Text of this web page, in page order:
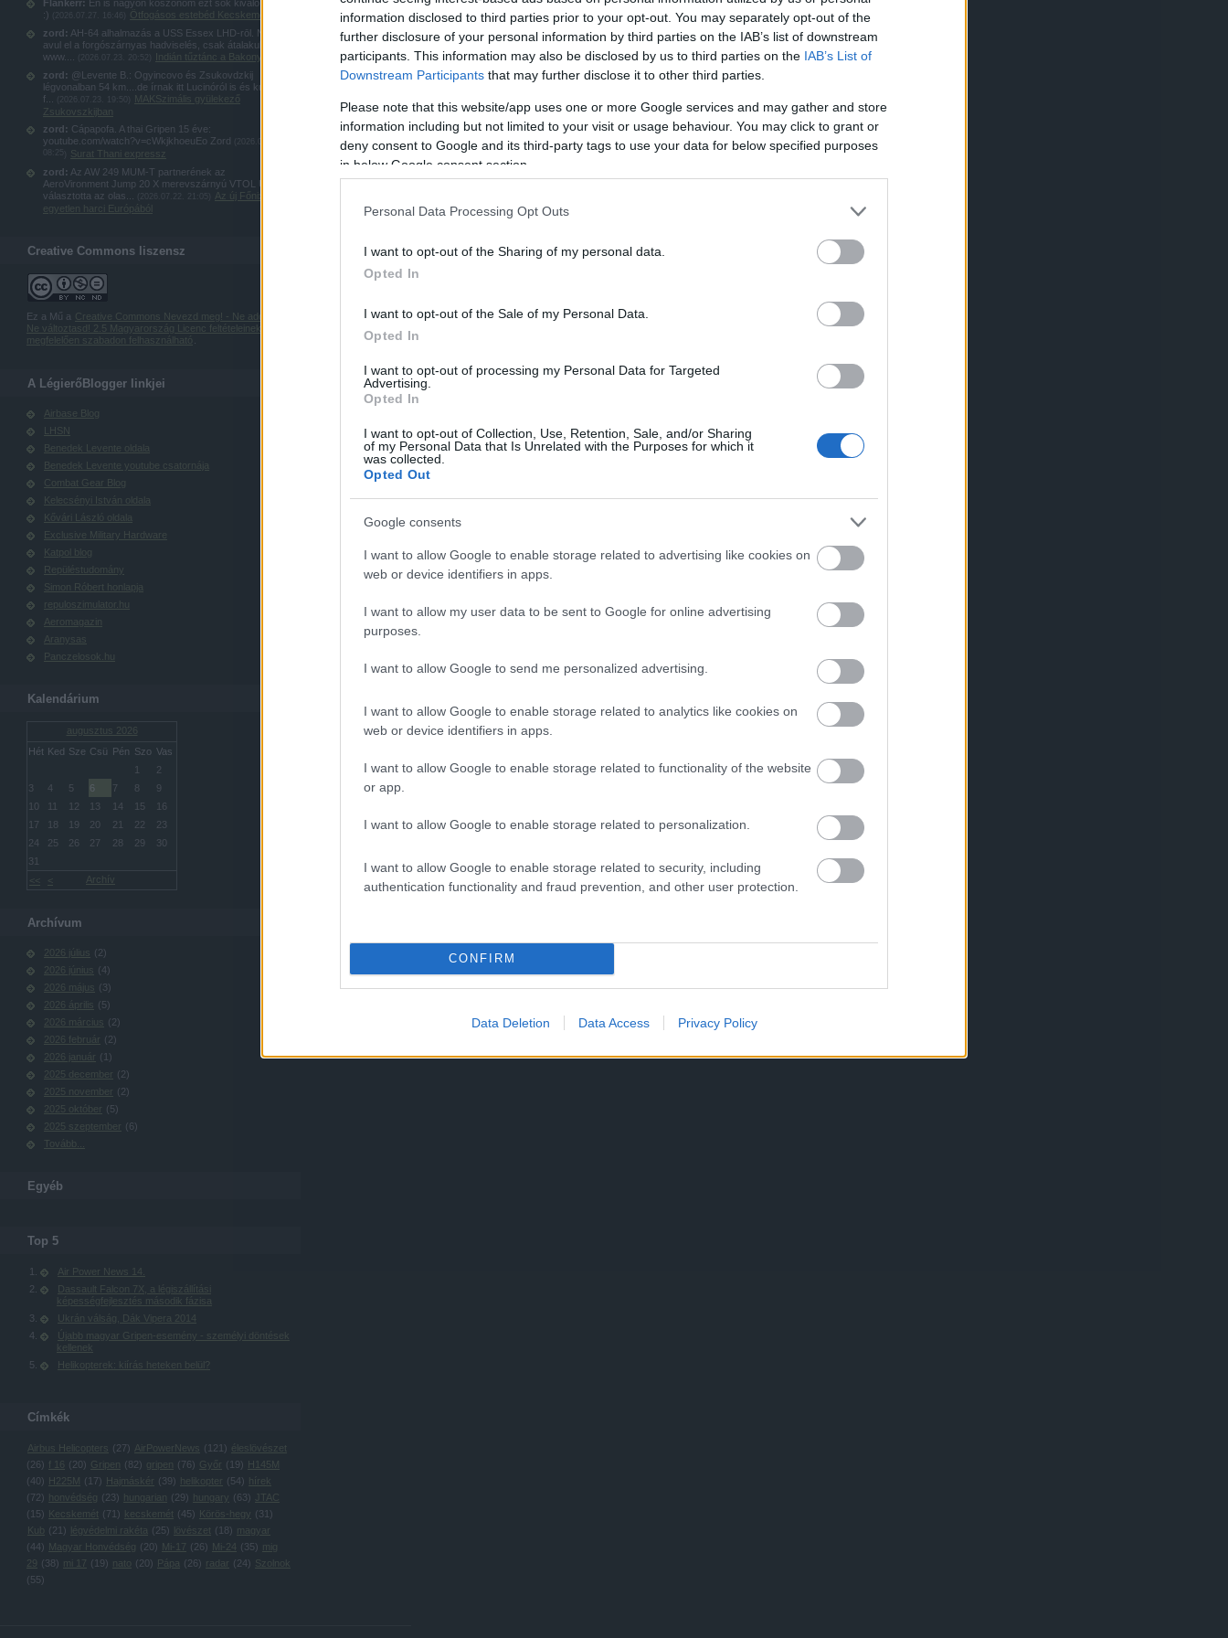
information disclosed to third parties prior to your opt-out. You may separately opt-out of the
further disclosure of your personal information by third parties on the IAB’s list of downstream
participants. This information may also be disclosed by us to third parties on the IAB’s List of
Downstream Participants that may further disclose it to other third parties.
Please note that this website/app uses one or more Google services and may gather and store
information including but not limited to your visit or usage behaviour. You may click to grant or
deny consent to Google and its third-party tags to use your data for below specified purposes
in below Google consent section.
Personal Data Processing Opt Outs
I want to opt-out of the Sharing of my personal data.
Opted In
I want to opt-out of the Sale of my Personal Data.
Opted In
I want to opt-out of processing my Personal Data for Targeted
Advertising.
Opted In
I want to opt-out of Collection, Use, Retention, Sale, and/or Sharing
of my Personal Data that Is Unrelated with the Purposes for which it
was collected.
Opted Out
Google consents
I want to allow Google to enable storage related to advertising like cookies on
web or device identifiers in apps.
I want to allow my user data to be sent to Google for online advertising
purposes.
I want to allow Google to send me personalized advertising.
I want to allow Google to enable storage related to analytics like cookies on
web or device identifiers in apps.
I want to allow Google to enable storage related to functionality of the website
or app.
I want to allow Google to enable storage related to personalization.
I want to allow Google to enable storage related to security, including
authentication functionality and fraud prevention, and other user protection.
CONFIRM
Data Deletion Data Access Privacy Policy
Flankerr: Én is nagyon köszönöm ezt sok kiváló képet
:)
Ötfogásos estebéd Kecskeméten
zord: AH-64 alhalmazás a USS Essex LHD-rōl. Nem
avul el a forgószárnyas hadviselés, csak átalakul:
www....
Indián tűztánc a Bakonyban
zord: @Levente B.: Ogyincovo és Zsukovdzkij
légvonalban 54 km....de írnak itt Lucinóról is és kubinkai
f...
MAKSzimális gyülekező
Zsukovszkijban
zord: Cápapofa. A thai Gripen 15 éve:
youtube.com/watch?v=cWkjkhoeuEo Zord
Surat Thani expressz
zord: Az AW 249 MUM-T partnerének az
AeroVironment Jump 20 X merevszárnyú VTOL UAS-t
választotta az olas...
Az új Főnix: az
egyetlen harci Európából
Creative Commons liszensz
Ez a Mű a Creative Commons Nevezd meg! - Ne add el! -
Ne változtasd! 2.5 Magyarország Licenc feltételeinek
megfelelően szabadon felhasználható
A LégierőBlogger linkjei
Airbase Blog
LHSN
Benedek Levente oldala
Benedek Levente youtube csatornája
Combat Gear Blog
Kelecsényi István oldala
Kővári László oldala
Exclusive Military Hardware
Katpol blog
Repüléstudomány
Simon Róbert honlapja
repuloszimulator.hu
Aeromagazin
Aranysas
Panczelosok.hu
Kalendárium
augusztus 2026
Hét Ked Sze Csü Pén Szo Vas
Archív
1
2
3
4 5 6 7 8
9
10
11 12 13 14 15
16
17
18 19 20 21 22
23
24
25 26 27 28 29
30
31
Archívum
2026 július (2)
2026 június (4)
2026 május (3)
2026 április (5)
2026 március (2)
2026 február (2)
2026 január ( 1 )
2025 december (2)
2025 november (2)
2025 október (5)
2025 szeptember (6 )
Tovább
Egyéb
Top 5
Air Power News 14.
Dassault Falcon 7X, a légiszállítási
képességfejlesztés második fázisa
Ukrán válság, Dák Vipera 2014
Újabb magyar Gripen-esemény - személyi döntések
kellenek
Helikopterek: kiírás heteken belül?
Címkék
Airbus Helicopters (27) AirPowerNews ( 121 ) éleslövészet
(26 ) f 16 (20) Gripen (82) gripen (76 ) Győr ( 19) H145M
(40) H225M ( 17) Hajmáskér (39) helikopter (54) hírek
(72) honvédség (23) hungarian (29) hungary (63)
JTAC
( 15) Kecskemét (71 ) kecskemét (45) Körös-hegy (31 )
Kub
(21 ) légvédelmi rakéta (25) lövészet ( 18) magyar
(44) Magyar Honvédség (20) Mi-17 (26 ) Mi-24 (35) mig
29 (38) mi 17 ( 19) nato (20) Pápa (26 ) radar (24) Szolnok
(55)